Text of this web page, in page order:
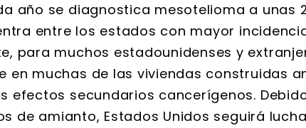
año se diagnostica mesotelioma a unas
entre los estados con mayor
para muchos estadounidenses y
en muchas de las viviendas construidas
efectos secundarios cancerígenos.
de amianto, Estados Unidos seguirá